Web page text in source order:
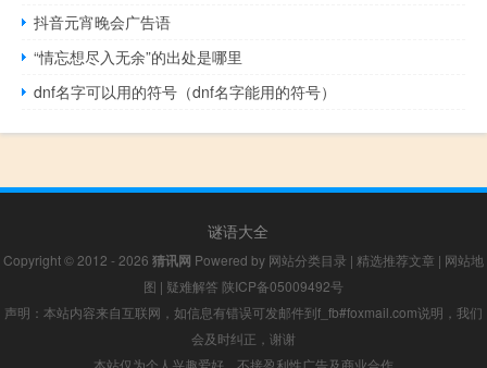
抖音元宵晚会广告语
“情忘想尽入无余”的出处是哪里
dnf名字可以用的符号（dnf名字能用的符号）
谜语大全
Copyright © 2012 - 2026 猜讯网 Powered by 网站分类目录 | 精选推荐文章 | 网站地
图 | 疑难解答 陕ICP备05009492号
声明：本站内容来自互联网，如信息有错误可发邮件到f_fb#foxmail.com说明，我们
会及时纠正，谢谢